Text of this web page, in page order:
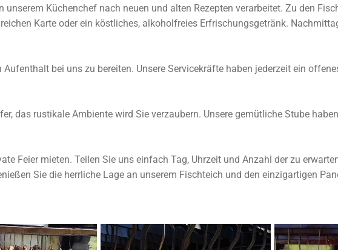
Küchenchef nach neuen und alten Rezepten verarbeitet. Zu den
Karte oder ein köstliches, alkoholfreies Erfrischungsgetränk.
bei uns zu bereiten. Unsere Servicekräfte haben jederzeit ein
das rustikale Ambiente wird Sie verzaubern. Unsere gemütliche Stube
Feier mieten. Teilen Sie uns einfach Tag, Uhrzeit und Anzahl der zu
Sie die herrliche Lage an unserem Fischteich und den einzigartigen